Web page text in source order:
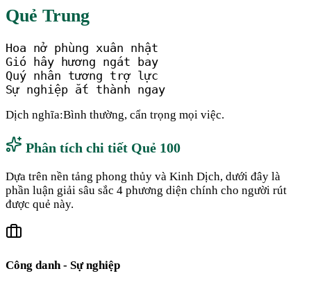
Quẻ Trung
Hoa nở phùng xuân nhật
Gió hây hương ngát bay
Quý nhân tương trợ lực
Sự nghiệp ắt thành ngay
Dịch nghĩa:Bình thường, cẩn trọng mọi việc.
Phân tích chi tiết Quẻ 100
Dựa trên nền tảng phong thủy và Kinh Dịch, dưới đây là
phần luận giải sâu sắc 4 phương diện chính cho người rút
được quẻ này.
Công danh - Sự nghiệp